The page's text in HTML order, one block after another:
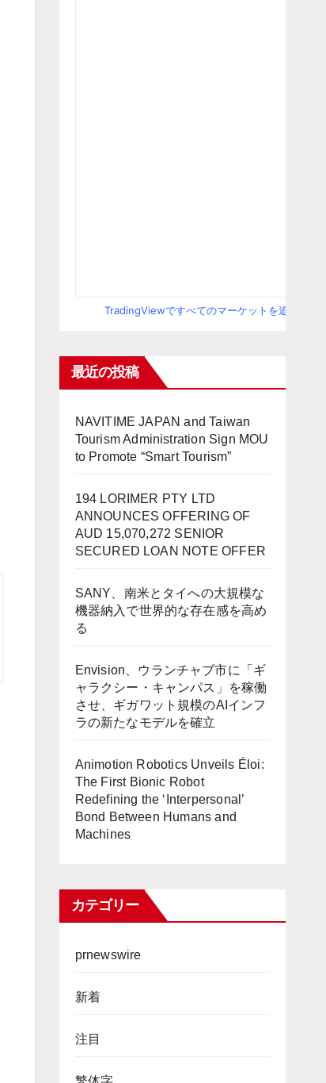
TradingViewですべてのマーケットを追跡
最近の投稿
NAVITIME JAPAN and Taiwan
Tourism Administration Sign MOU
to Promote “Smart Tourism”
194 LORIMER PTY LTD
ANNOUNCES OFFERING OF
AUD 15,070,272 SENIOR
SECURED LOAN NOTE OFFER
SANY、南米とタイへの大規模な
機器納入で世界的な存在感を高め
る
Envision、ウランチャブ市に「ギ
ャラクシー・キャンパス」を稼働
させ、ギガワット規模のAIインフ
ラの新たなモデルを確立
Animotion Robotics Unveils Éloi:
The First Bionic Robot
Redefining the ‘Interpersonal’
Bond Between Humans and
Machines
カテゴリー
prnewswire
新着
注目